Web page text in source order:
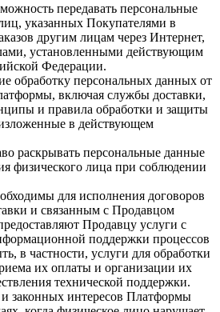
передавать персональные
указанных Покупателями в
другим лицам через Интернет,
установленными действующим
Федерации.
обработку персональных данных от
включая службы доставки,
и правила обработки и защиты
в действующем
раскрывать персональные данные
физического лица при соблюдении
для исполнения договоров
и связанным с Продавцом
Продавцу услуги с
поддержки процессов
в частности, услуги для обработки
их оплаты и организации их
технической поддержки.
законных интересов Платформы